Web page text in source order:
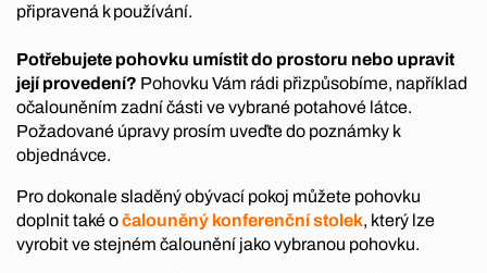
připravená k používání.
Potřebujete pohovku umístit do prostoru nebo upravit
její provedení? Pohovku Vám rádi přizpůsobíme, například
očalouněním zadní části ve vybrané potahové látce.
Požadované úpravy prosím uveďte do poznámky k
objednávce.
Pro dokonale sladěný obývací pokoj můžete pohovku
doplnit také očalouněný konferenční stolek, který lze
vyrobit ve stejném čalounění jako vybranou pohovku.